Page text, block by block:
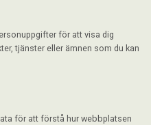
för att visa dig
tjänster eller ämnen som du kan
för att förstå hur webbplatsen